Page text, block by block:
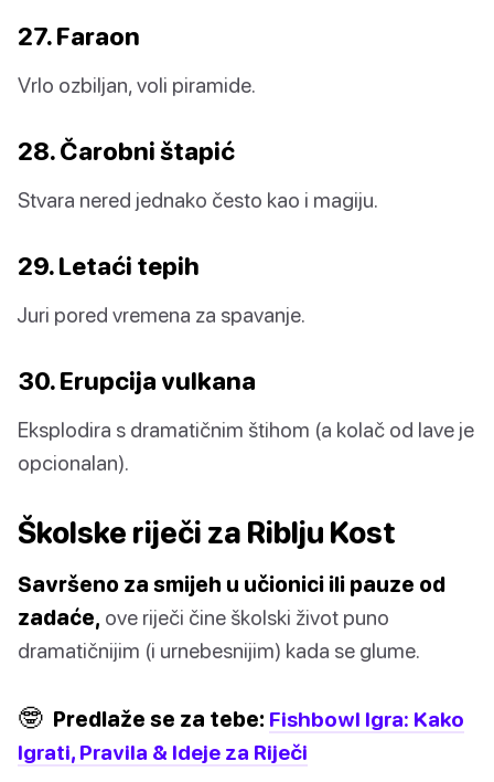
27. Faraon
Vrlo ozbiljan, voli piramide.
28. Čarobni štapić
Stvara nered jednako često kao i magiju.
29. Letaći tepih
Juri pored vremena za spavanje.
30. Erupcija vulkana
Eksplodira s dramatičnim štihom (a kolač od lave je
opcionalan).
Školske riječi za Riblju Kost
Savršeno za smijeh u učionici ili pauze od
zadaće, ove riječi čine školski život puno
dramatičnijim (i urnebesnijim) kada se glume.
🤓 Predlaže se za tebe: Fishbowl Igra: Kako
Igrati, Pravila & Ideje za Riječi